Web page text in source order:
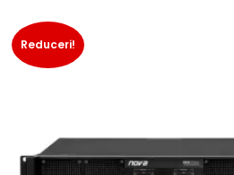
Reduceri!